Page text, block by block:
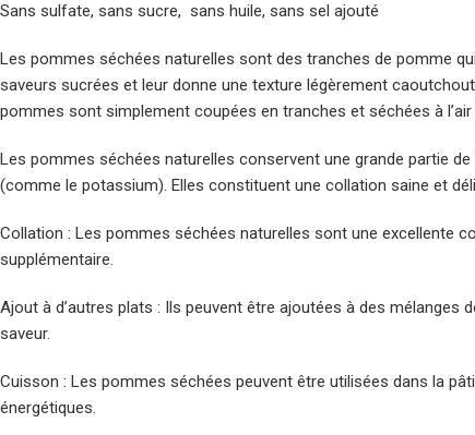
Sans sulfate, sans sucre, sans huile, sans sel ajouté
Les pommes séchées naturelles sont des tranches de pomme
saveurs sucrées et leur donne une texture légèrement
pommes sont simplement coupées en tranches et séchées à
Les pommes séchées naturelles conservent une grande partie
(comme le potassium). Elles constituent une collation saine et
Collation : Les pommes séchées naturelles sont une excellente
supplémentaire.
Ajout à d’autres plats : Ils peuvent être ajoutées à des
saveur.
Cuisson : Les pommes séchées peuvent être utilisées dans la
énergétiques.